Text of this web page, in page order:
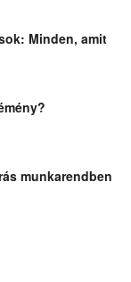
Minden, amit
munkarendben